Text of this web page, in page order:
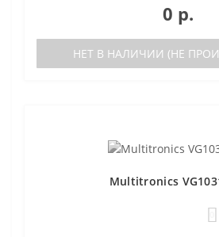
0 р.
НЕТ В НАЛИЧИИ (НЕ
Multitronics